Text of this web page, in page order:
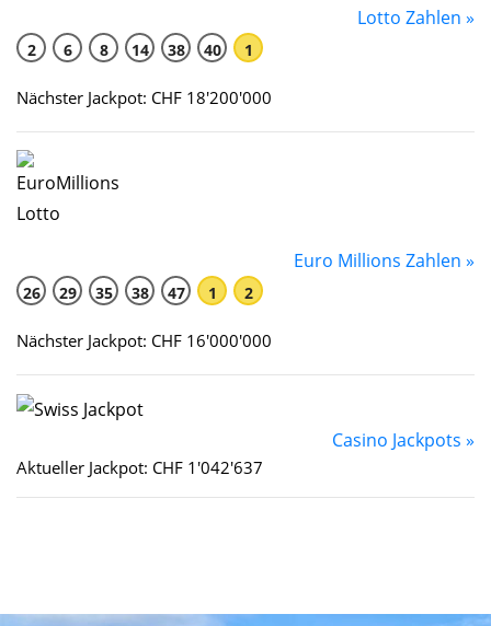
Lotto Zahlen »
2 6 8 14 38 40 1
Nächster Jackpot: CHF 18'200'000
Euro Millions Zahlen »
26 29 35 38 47 1 2
Nächster Jackpot: CHF 16'000'000
Casino Jackpots »
Aktueller Jackpot: CHF 1'042'637